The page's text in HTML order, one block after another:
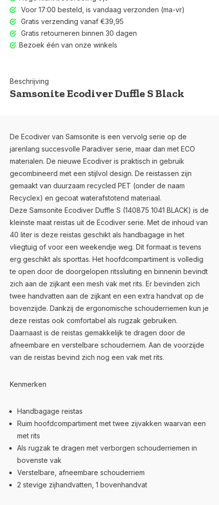
Voor 17:00 besteld, is vandaag verzonden (ma-vr)
Voor 17:00 besteld, is vandaag verzonden (ma-vr)
Gratis verzending vanaf €39,95
Gratis retourneren binnen 30 dagen
Bezoek één van onze winkels
Beschrijving
Samsonite Ecodiver Duffle S Black
De Ecodiver van Samsonite is een vervolg serie op de
jarenlang succesvolle Paradiver serie, maar dan met ECO
materialen. De nieuwe Ecodiver is praktisch in gebruik
gecombineerd met een stijlvol design. De reistassen zijn
gemaakt van duurzaam recycled PET (onder de naam
Recyclex) en gecoat waterafstotend materiaal.
Deze Samsonite Ecodiver Duffle S (140875 1041 BLACK) is de
kleinste maat reistas uit de Ecodiver serie. Met de inhoud van
40 liter is deze reistas geschikt als handbagage in het
vliegtuig of voor een weekendje weg. Dit formaat is tevens
erg geschikt als sporttas. Het hoofdcompartiment is volledig
te open door de doorgelopen ritssluiting en binnenin bevindt
zich aan de zijkant een mesh vak met rits. Er bevinden zich
twee handvatten aan de zijkant en een extra handvat op de
bovenzijde. Dankzij de ergonomische schouderriemen kun je
deze reistas ook comfortabel als rugzak gebruiken.
Daarnaast is de reistas gemakkelijk te dragen door de
afneembare en verstelbare schouderriem. Aan de voorzijde
van de reistas bevind zich nog een vak met rits.
Kenmerken
Handbagage reistas
Ruim hoofdcompartiment met twee zijvakken waarvan een
met rits
Als rugzak te dragen met verborgen schouderriemen in
bovenste vak
Verstelbare, afneembare schouderriem
2 stevige zijhandvatten, 1 bovenhandvat